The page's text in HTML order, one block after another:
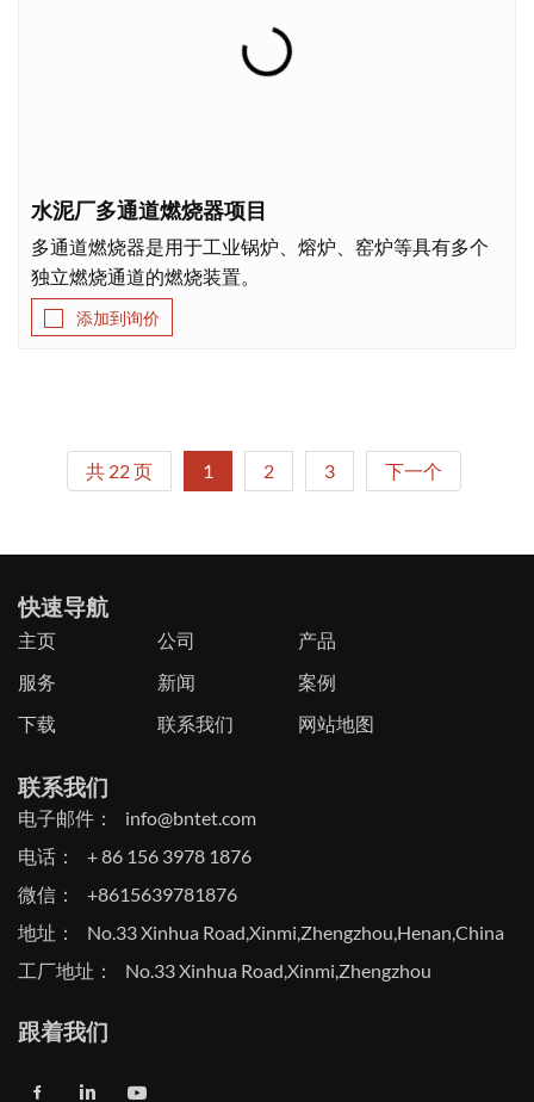
水泥厂多通道燃烧器项目
多通道燃烧器是用于工业锅炉、熔炉、窑炉等具有多个
独立燃烧通道的燃烧装置。
添加到询价
共 22 页 1 2 3 下一个
跟着我们
快速导航
主页 公司
产品
服务
新闻
案例
下载
联系我们 网站地图
联系我们
电子邮件：
info@bntet.com
电话：
+ 86 156 3978 1876
微信：
+8615639781876
地址：
No.33 Xinhua Road,Xinmi,Zhengzhou,Henan,China
工厂地址：
No.33 Xinhua Road,Xinmi,Zhengzhou